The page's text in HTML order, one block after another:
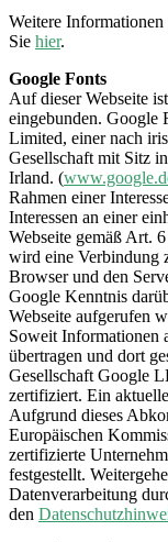
Weitere
Sie hier.
Google Fonts
Auf dieser Webseite
eingebunden. Google
Limited, einer nach
Gesellschaft mit Sitz
Irland. (
Rahmen einer
Interessen an einer
Webseite gemäß Art.
wird eine Verbindung
Browser und den
Google Kenntnis
Webseite aufgerufen
Soweit Informationen
übertragen und dort
Gesellschaft Google
zertifiziert. Ein
Aufgrund dieses
Europäischen
zertifizierte
festgestellt.
Datenverarbeitung
den